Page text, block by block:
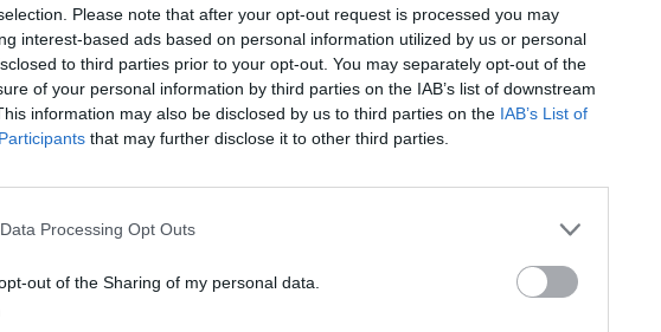
Please note that after your opt-out request is processed you may
interest-based ads based on personal information utilized by us or personal
to third parties prior to your opt-out. You may separately opt-out of the
of your personal information by third parties on the IAB’s list of downstream
information may also be disclosed by us to third parties on the IAB’s List of
that may further disclose it to other third parties.
Processing Opt Outs
out of the Sharing of my personal data.
5 one-hit wonders που
διάσημοι από… ατύχημα